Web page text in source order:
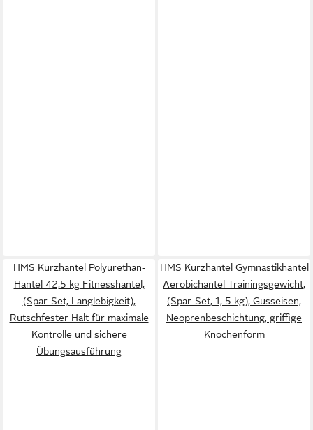
HMS Kurzhantel Polyurethan-
Hantel 42,5 kg Fitnesshantel,
(Spar-Set, Langlebigkeit),
Rutschfester Halt für maximale
Kontrolle und sichere
Übungsausführung
HMS Kurzhantel Gymnastikhantel
Aerobichantel Trainingsgewicht,
(Spar-Set, 1, 5 kg), Gusseisen,
Neoprenbeschichtung, griffige
Knochenform